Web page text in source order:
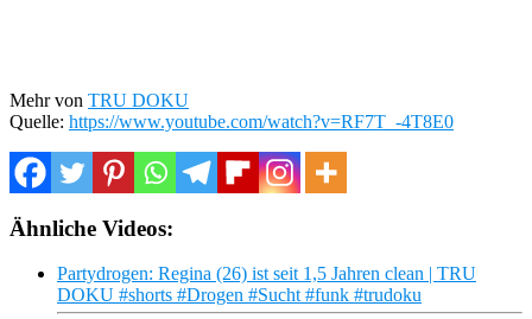
Mehr von TRU DOKU
Quelle: https://www.youtube.com/watch?v=RF7T_-4T8E0
Ähnliche Videos:
Partydrogen: Regina (26) ist seit 1,5 Jahren clean | TRU
DOKU #shorts #Drogen #Sucht #funk #trudoku